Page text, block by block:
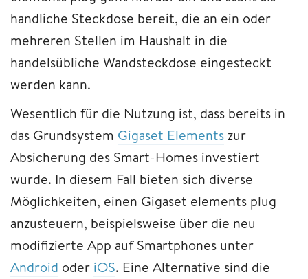
handliche Steckdose bereit, die an ein oder
mehreren Stellen im Haushalt in die
handelsübliche Wandsteckdose eingesteckt
werden kann.
Wesentlich für die Nutzung ist, dass bereits in
das Grundsystem Gigaset Elementszur
Absicherung des Smart-Homes investiert
wurde. In diesem Fall bieten sich diverse
Möglichkeiten, einen Gigaset elements plug
anzusteuern, beispielsweise über die neu
modifizierte App auf Smartphones unter
Android oder iOS. Eine Alternative sind die